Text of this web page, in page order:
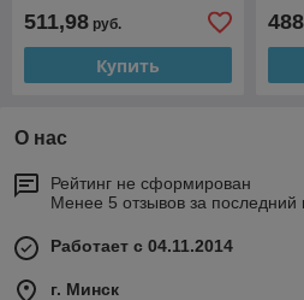
511,98 руб.
Купить
О нас
Рейтинг не сформирован
Менее 5 отзывов за последний
Работает с 04.11.2014
г. Минск